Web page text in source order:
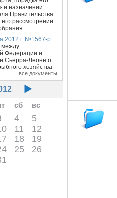
и назначении
Правительства
рассмотрении
2012 г. №1567-р
между
Федерации и
Сьерра-Леоне о
хозяйства
все документы
сб вс
4
5
11
12
18
19
25
26